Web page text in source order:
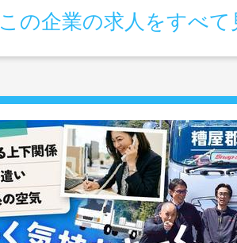
この企業の求人をすべて